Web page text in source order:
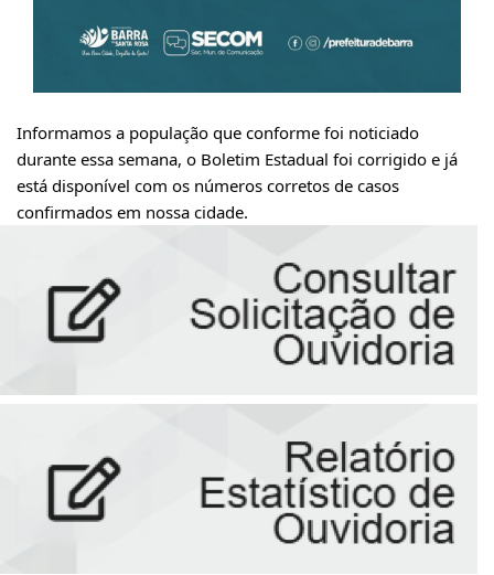
Informamos a população que conforme foi noticiado
durante essa semana, o Boletim Estadual foi corrigido e já
está disponível com os números corretos de casos
confirmados em nossa cidade.